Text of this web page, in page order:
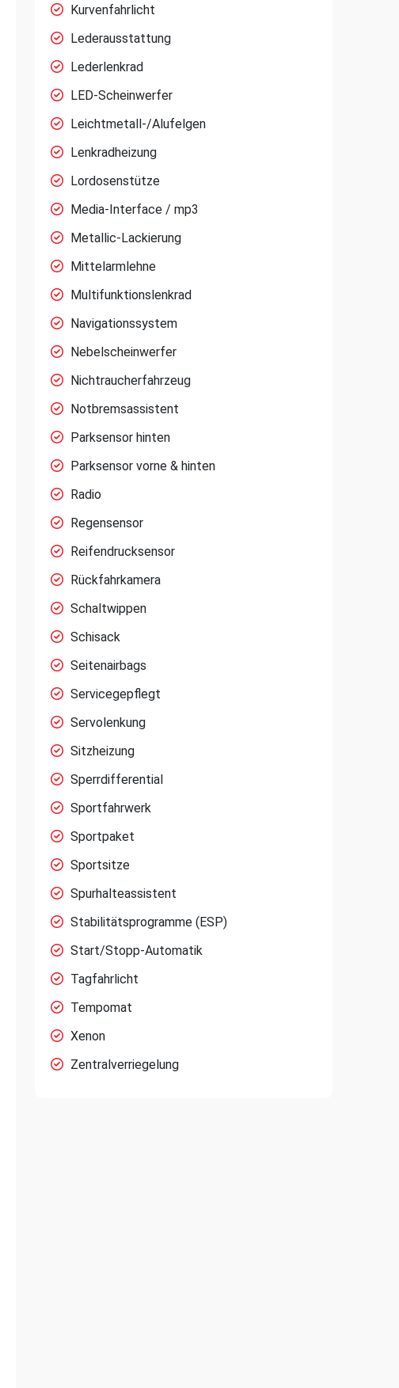
Kurvenfahrlicht
Lederausstattung
Lederlenkrad
LED-Scheinwerfer
Leichtmetall-/Alufelgen
Lenkradheizung
Lordosenstütze
Media-Interface / mp3
Metallic-Lackierung
Mittelarmlehne
Multifunktionslenkrad
Navigationssystem
Nebelscheinwerfer
Nichtraucherfahrzeug
Notbremsassistent
Parksensor hinten
Parksensor vorne & hinten
Radio
Regensensor
Reifendrucksensor
Rückfahrkamera
Schaltwippen
Schisack
Seitenairbags
Servicegepflegt
Servolenkung
Sitzheizung
Sperrdifferential
Sportfahrwerk
Sportpaket
Sportsitze
Spurhalteassistent
Stabilitätsprogramme (ESP)
Start/Stopp-Automatik
Tagfahrlicht
Tempomat
Xenon
Zentralverriegelung